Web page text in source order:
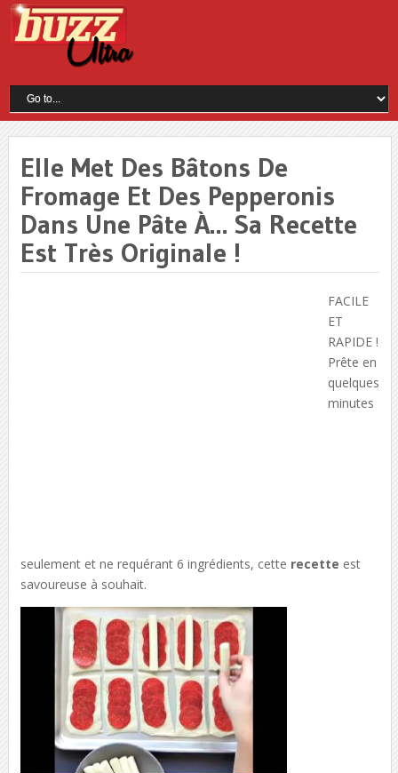
Elle Met Des Bâtons De
Fromage Et Des Pepperonis
Dans Une Pâte À… Sa Recette
Est Très Originale !
FACILE
ET
RAPIDE !
Prête en
quelques
minutes
seulement et ne requérant 6 ingrédients, cette recette est
savoureuse à souhait.